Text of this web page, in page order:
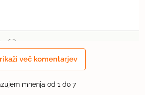
več komentarjev
mnenja od 1 do 7